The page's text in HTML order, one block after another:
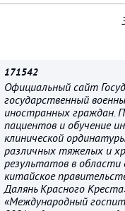
171542
Официальный сайт
государственный
иностранных граждан.
пациентов и обучение
клинической
различных тяжелых и
результатов в области
китайское
Далянь Красного
«Международный